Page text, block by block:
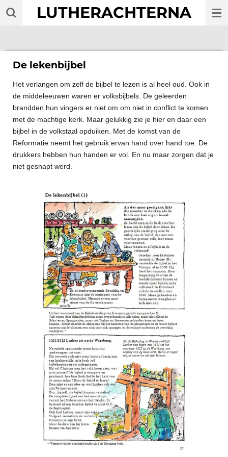
Ga
LUTHERACHTERNA
De lekenbijbel
Het verlangen om zelf de bijbel te lezen is al heel oud. Ook in
de middeleeuwen waren er volksbijbels. De geleerden
brandden hun vingers er niet om om niet in conflict te komen
met de machtige kerk. Maar gelukkig zie je hier en daar een
bijbel in de volkstaal opduiken. Met de komst van de
Reformatie neemt het gebruik ervan hand over hand toe. De
drukkers hebben hun handen er vol. En nu maar zorgen dat je
niet gesnapt werd.